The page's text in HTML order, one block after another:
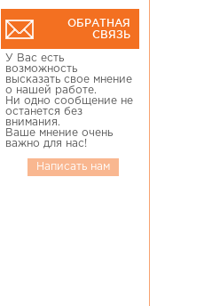
ОБРАТНАЯ
СВЯЗЬ
У Вас есть
возможность
высказать свое мнение
о нашей работе.
Ни одно сообщение не
останется без
внимания.
Ваше мнение очень
важно для нас!
Написать нам